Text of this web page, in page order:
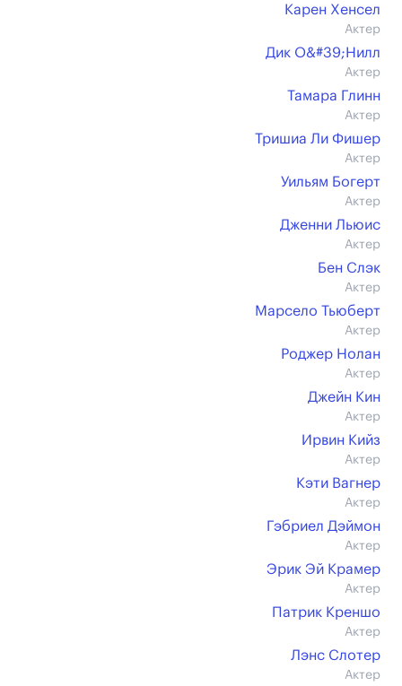
Карен Хенсел
Актер
Дик О&#39;Нилл
Актер
Тамара Глинн
Актер
Тришиа Ли Фишер
Актер
Уильям Богерт
Актер
Дженни Льюис
Актер
Бен Слэк
Актер
Марсело Тьюберт
Актер
Роджер Нолан
Актер
Джейн Кин
Актер
Ирвин Кийз
Актер
Кэти Вагнер
Актер
Гэбриел Дэймон
Актер
Эрик Эй Крамер
Актер
Патрик Креншо
Актер
Лэнс Слотер
Актер